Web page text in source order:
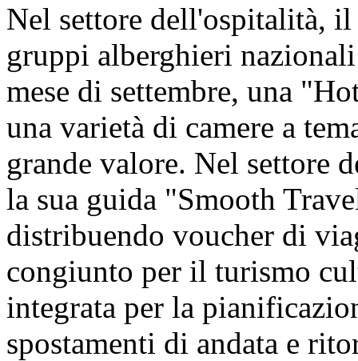
Nel settore dell'ospitalità,
gruppi alberghieri
mese di settembre, una
una varietà di camere a
grande valore. Nel settore
la sua guida "Smooth
distribuendo voucher di
congiunto per il turismo
integrata per la
spostamenti di andata e